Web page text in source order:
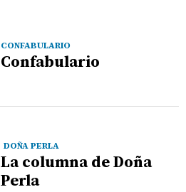
CONFABULARIO
Confabulario
DOÑA PERLA
La columna de Doña
Perla